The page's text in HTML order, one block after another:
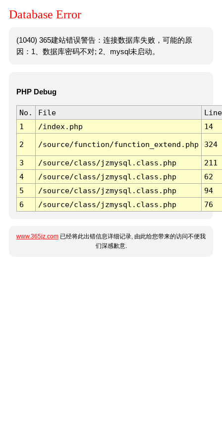
Database Error
(1040) 365建站错误警告：连接数据库失败，可能的原
因：1、数据库密码不对; 2、mysql未启动。
PHP Debug
No. File
Line
1
/index.php 14
2 /source/function/function_extend.php 324
3 /source/class/jzmysql.class.php
211
4
/source/class/jzmysql.class.php
62
5
/source/class/jzmysql.class.php
94
6
/source/class/jzmysql.class.php 76
www.365jz.com 已经将此出错信息详细记录, 由此给您带来的访问不便我
们深感歉意.